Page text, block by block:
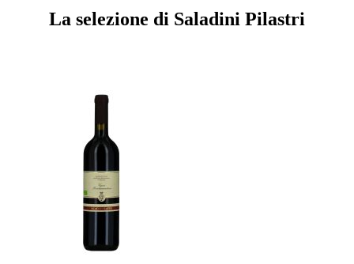
La selezione di Saladini Pilastri